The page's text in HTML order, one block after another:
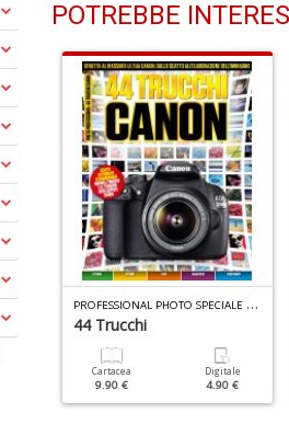
POTREBBE
NIKON PHOTOGRAPHY SPECIALE N.11
P
ROFESSIONAL PHOTO SPECIALE N.9
44 Trucchi
Cartacea
9.90 €
Digitale
4.90 €